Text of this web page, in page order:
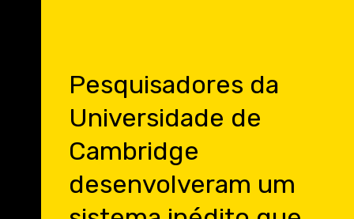
Pesquisadores da
Universidade de
Cambridge
desenvolveram um